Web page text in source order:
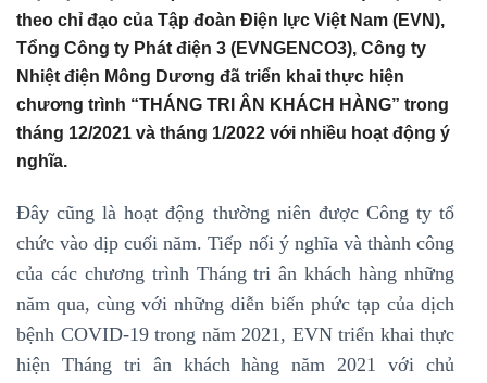
theo chỉ đạo của Tập đoàn Điện lực Việt Nam (EVN),
Tổng Công ty Phát điện 3 (EVNGENCO3), Công ty
Nhiệt điện Mông Dương đã triển khai thực hiện
chương trình “THÁNG TRI ÂN KHÁCH HÀNG” trong
tháng 12/2021 và tháng 1/2022 với nhiều hoạt động ý
nghĩa.
Đây cũng là hoạt động thường niên được Công ty tổ
chức vào dịp cuối năm. Tiếp nối ý nghĩa và thành công
của các chương trình Tháng tri ân khách hàng những
năm qua, cùng với những diễn biến phức tạp của dịch
bệnh COVID-19 trong năm 2021, EVN triển khai thực
hiện Tháng tri ân khách hàng năm 2021 với chủ